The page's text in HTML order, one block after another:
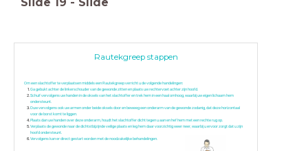
Rautekgreep stappen
Om een slachtoffer te verplaatsen middels een Rautekgreep verricht u de volgende handelingen:
Ga gebukt achter de linkerschouder van de gewonde zitten en plaats uw rechtervoet achter zijn hoofd.
Schuif vervolgens uw handen in de oksels van het slachtoffer en trek hem in een haal omhoog, waarbij uw eigen lichaam hem
ondersteunt.
Duw vervolgens ook uw armen onder beide oksels door en beweeg een onderarm van de gewonde zodanig, dat deze horizontaal
voor de borst komt te liggen.
Plaats dan uw handen over deze onderarm, houdt het slachtoffer dicht tegen u aan en hef hem met een rechte rug op.
Verplaats de gewonde naar de dichtstbijzijnde veilige plaats en leg hem daar voorzichtig weer neer, waarbij u ervoor zorgt dat u zijn
hoofd ondersteunt.
Vervolgens kan er direct gestart worden met de noodzakelijke behandelingen.